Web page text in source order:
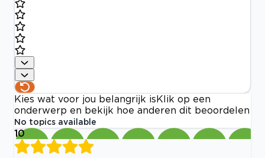
Kies wat voor jou belangrijk is Klik op een
onderwerp en bekijk hoe anderen dit beoordelen
No topics available
10